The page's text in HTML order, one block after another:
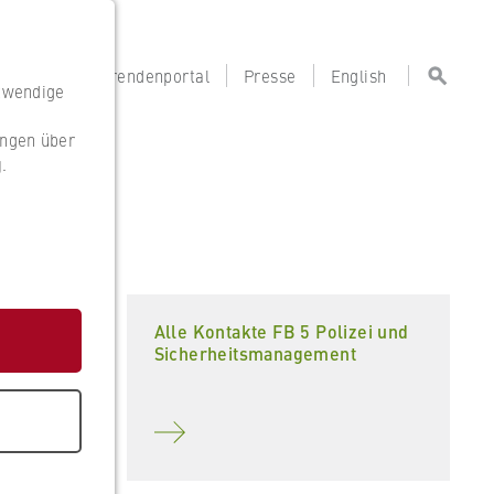
Lehrendenportal Presse English
Alle Kontakte FB 5 Polizei und
Sicherheitsmanagement
über